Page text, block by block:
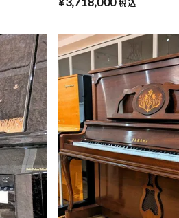
税込